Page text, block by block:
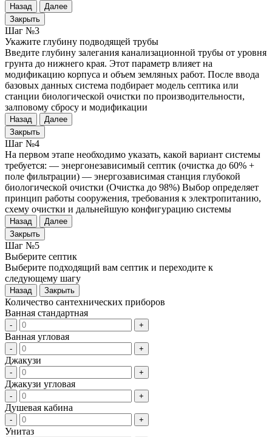
Назад
Далее
Закрыть
Шаг №3
Укажите глубину подводящей трубы
Введите глубину залегания канализационной трубы от уровня
грунта до нижнего края. Этот параметр влияет на
модификацию корпуса и объем земляных работ. После ввода
базовых данных система подбирает модель септика или
станции биологической очистки по производительности,
залповому сбросу и модификации
Назад
Далее
Закрыть
Шаг №4
На первом этапе необходимо указать, какой вариант системы
требуется: — энергонезависимый септик (очистка до 60% +
поле фильтрации) — энергозависимая станция глубокой
биологической очистки (Очистка до 98%) Выбор определяет
принцип работы сооружения, требования к электропитанию,
схему очистки и дальнейшую конфигурацию системы
Назад
Далее
Закрыть
Шаг №5
Выберите септик
Выберите подходящий вам септик и переходите к
следующему шагу
Назад Закрыть
Количество сантехнических приборов
Ванная стандартная
- +
Ванная угловая
- +
Джакузи
- +
Джакузи угловая
- +
Душевая кабина
- +
Унитаз